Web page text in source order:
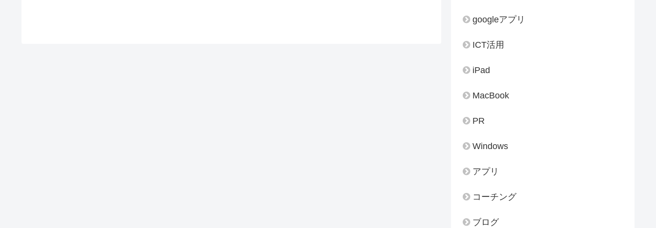
googleアプリ
ICT活用
iPad
MacBook
PR
Windows
アプリ
コーチング
ブログ